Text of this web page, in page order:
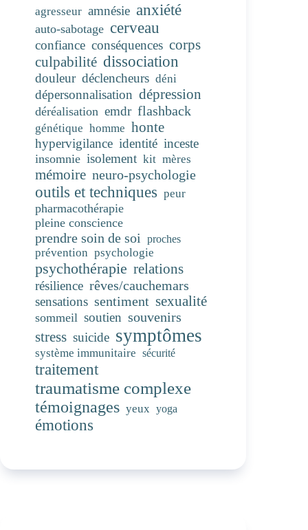
agresseur amnésie anxiété
auto-sabotage cerveau
confiance conséquences corps
culpabilité dissociation
douleur déclencheurs déni
dépersonnalisation dépression
déréalisation emdr flashback
génétique homme honte
hypervigilance identité inceste
insomnie isolement kit mères
mémoire neuro-psychologie
outils et techniques peur
pharmacothérapie
pleine conscience
prendre soin de soi proches
prévention psychologie
psychothérapie relations
résilience rêves/cauchemars
sensations sentiment sexualité
sommeil soutien souvenirs
stress suicide symptômes
système immunitaire sécurité
traitement
traumatisme complexe
témoignages yeux yoga
émotions